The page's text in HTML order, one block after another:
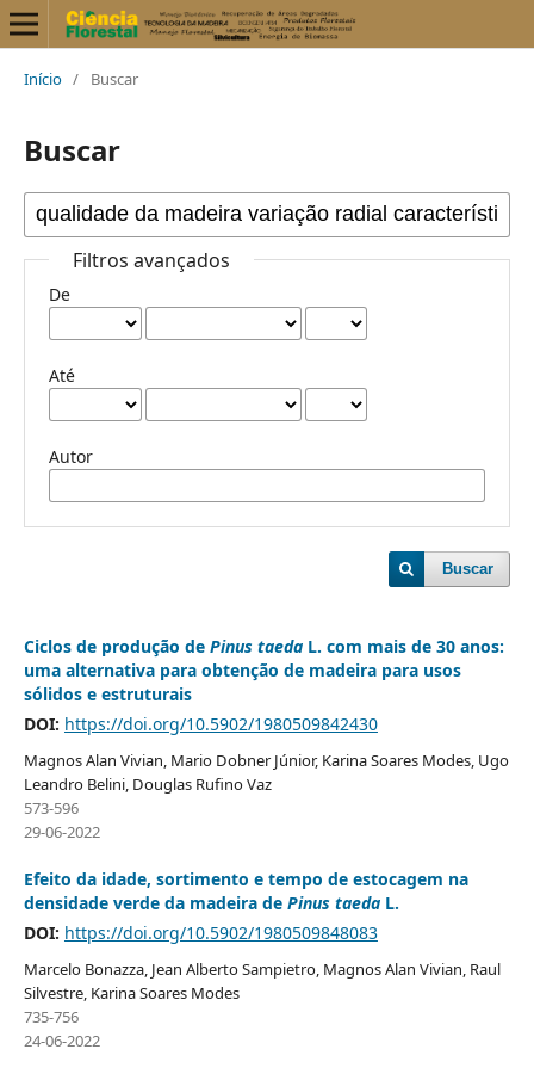
Início / Buscar
Buscar
Filtros avançados
De
Até
Autor
Buscar
Ciclos de produção de Pinus taedaL. com mais de 30 anos:
uma alternativa para obtenção de madeira para usos
sólidos e estruturais
DOI: https://doi.org/10.5902/1980509842430
Magnos Alan Vivian, Mario Dobner Júnior, Karina Soares Modes, Ugo
Leandro Belini, Douglas Rufino Vaz
573-596
29-06-2022
Efeito da idade, sortimento e tempo de estocagem na
densidade verde da madeira de Pinus taedaL.
DOI: https://doi.org/10.5902/1980509848083
Marcelo Bonazza, Jean Alberto Sampietro, Magnos Alan Vivian, Raul
Silvestre, Karina Soares Modes
735-756
24-06-2022